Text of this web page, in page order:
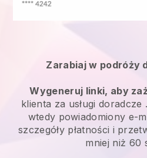
Zarabiaj w podróży
Wygeneruj linki, aby
klienta za usługi doradcze
wtedy powiadomiony e-
szczegóły płatności i
mniej niż 60